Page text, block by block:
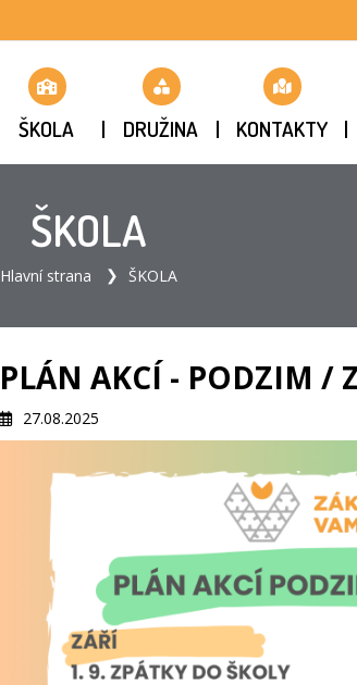
ŠKOLA DRUŽINA KONTAKTY
ŠKOLA
Hlavní strana ŠKOLA
PLÁN AKCÍ - PODZIM /
27.08.2025